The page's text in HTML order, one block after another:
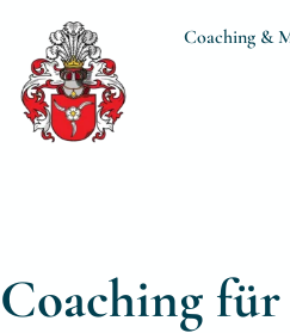
Coaching &
Coaching